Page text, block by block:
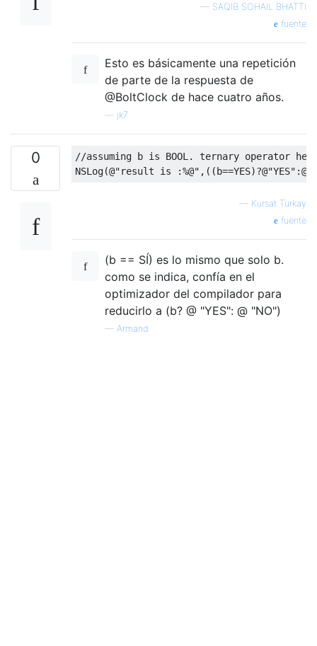
— SAQIB SOHAIL BHATTI
fuente
Esto es básicamente una repetición
de parte de la respuesta de
@BoltClock de hace cuatro años.
jk7
0
//assuming b is BOOL. ternary operator
NSLog(@"result is :%@" ,((b==YES)?@"YES" :@
— Kursat Turkay
fuente
(b == SÍ) es lo mismo que solo b.
como se indica, confía en el
optimizador del compilador para
reducirlo a (b? @ "YES": @ "NO")
— Armand